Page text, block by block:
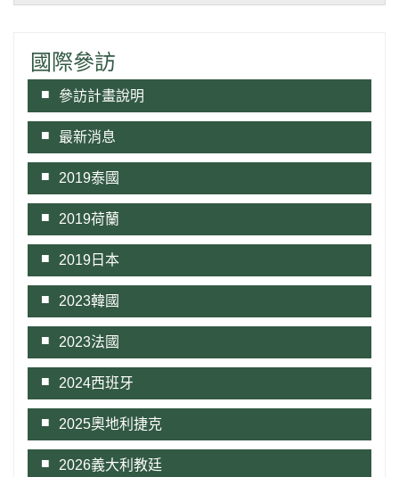
國際參訪
參訪計畫說明
最新消息
2019泰國
2019荷蘭
2019日本
2023韓國
2023法國
2024西班牙
2025奧地利捷克
2026義大利教廷